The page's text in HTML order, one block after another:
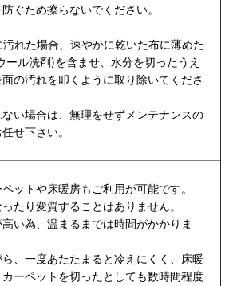
ぐため擦らないでください。
れた場合、速やかに乾いた布に薄めた
ール洗剤)を含ませ、水分を切ったうえ
の汚れを叩くように取り除いてくださ
い場合は、無理をせずメンテナンスの
せ下さい。
ットや床暖房もご利用が可能です。
たり変質することはありません。
い為、温まるまでは時間がかかりま
ら、一度あたたまると冷えにくく、床暖
カーペットを切ったとしても数時間程度